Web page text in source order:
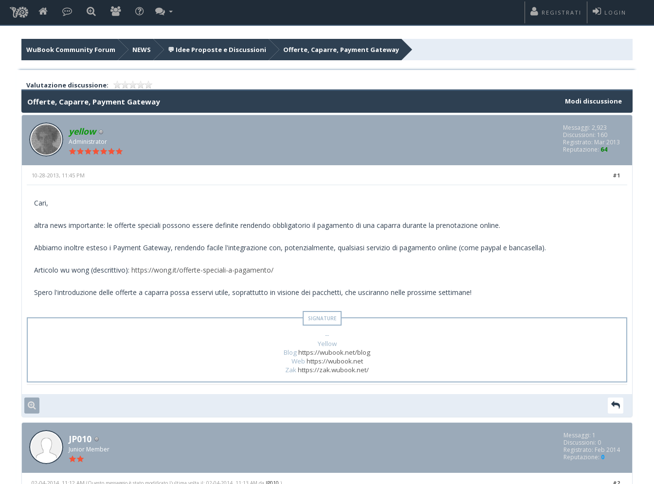
LOGIN
REGISTRATI
WuBook Community Forum NEWS 💬 Idee Proposte e Discussioni Offerte, Caparre, Payment Gateway
Valutazione discussione:
Modi discussione
Offerte, Caparre, Payment Gateway
yellow
Administrator
Messaggi: 2,923
Discussioni: 160
Registrato: Mar 2013
Reputazione: 64
#1
10-28-2013, 11:45 PM
Cari,
altra news importante: le offerte speciali possono essere definite rendendo obbligatorio il pagamento di una caparra durante la prenotazione online.
Abbiamo inoltre esteso i Payment Gateway, rendendo facile l'integrazione con, potenzialmente, qualsiasi servizio di pagamento online (come paypal e bancasella).
Articolo wu wong (descrittivo): https://wong.it/offerte-speciali-a-pagamento/
Spero l'introduzione delle offerte a caparra possa esservi utile, soprattutto in visione dei pacchetti, che usciranno nelle prossime settimane!
--
Yellow
Bloghttps://wubook.net/blog
Web https://wubook.net
Zakhttps://zak.wubook.net/
JP010
Junior Member
Messaggi: 1
Discussioni: 0
Registrato: Feb 2014
Reputazione: 0